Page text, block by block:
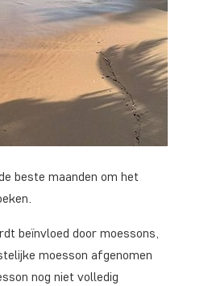
beste maanden om het
beïnvloed door moessons,
moesson afgenomen
nog niet volledig